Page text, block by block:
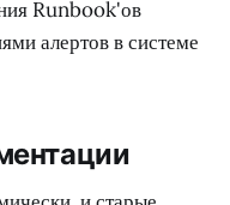
Runbook'ов
алертов в системе